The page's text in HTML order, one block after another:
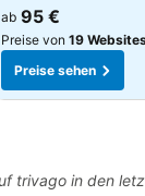
ab 95 €
Preise von 19
Preise sehen
trivago in den